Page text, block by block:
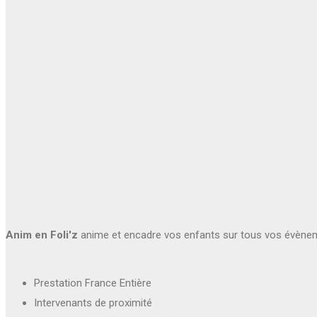
Anim en Foli'z anime et encadre vos enfants sur tous vos
Prestation France Entière
Intervenants de proximité